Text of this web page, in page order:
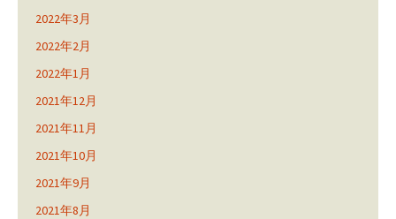
2022年3月
2022年2月
2022年1月
2021年12月
2021年11月
2021年10月
2021年9月
2021年8月